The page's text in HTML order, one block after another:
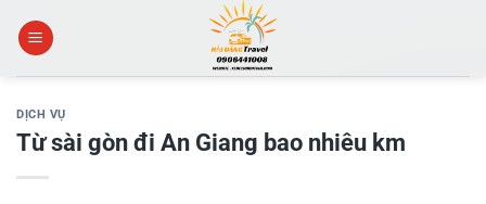
DỊCH VỤ
Từ sài gòn đi An Giang bao nhiêu km